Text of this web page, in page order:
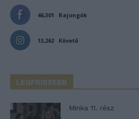
46,301 Rajongók
13,262 Követő
LEGFRISSEBB
Minka 11. rész